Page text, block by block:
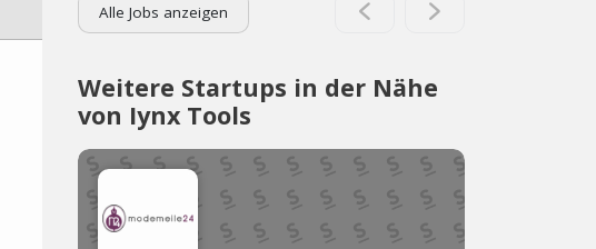
Alle Jobs anzeigen
Weitere Startups in der Nähe
von Iynx Tools